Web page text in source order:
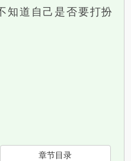
知道自己是否要打扮
章节目录